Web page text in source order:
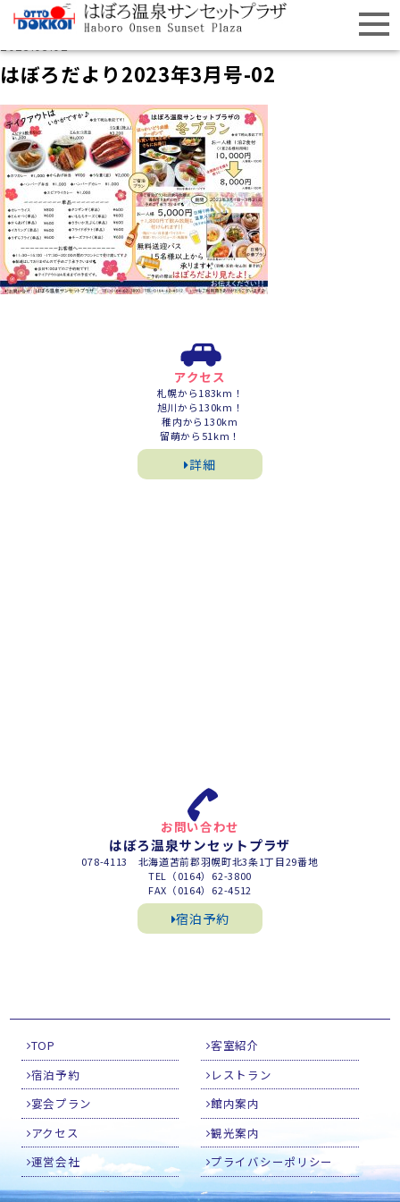
はぼろだより2023年3月号-02
アクセス
札幌から183km！
旭川から130km！
稚内から130km
留萌から51km！
詳細
お問い合わせ
はぼろ温泉サンセットプラザ
078-4113 北海道苫前郡羽幌町北3条1丁目29番地
TEL（0164）62-3800
FAX（0164）62-4512
宿泊予約
TOP
客室紹介
宿泊予約
レストラン
宴会プラン
館内案内
アクセス
観光案内
運営会社
プライバシーポリシー